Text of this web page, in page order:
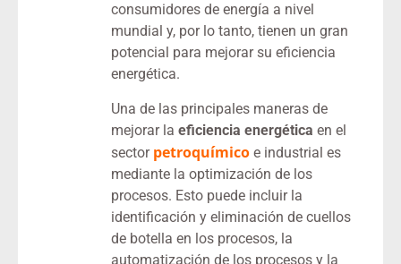
consumidores de energía a nivel
mundial y, por lo tanto, tienen un gran
potencial para mejorar su eficiencia
energética.
Una de las principales maneras de
mejorar la eficiencia energética en el
sector petroquímicoe industrial es
mediante la optimización de los
procesos. Esto puede incluir la
identificación y eliminación de cuellos
de botella en los procesos, la
automatización de los procesos y la